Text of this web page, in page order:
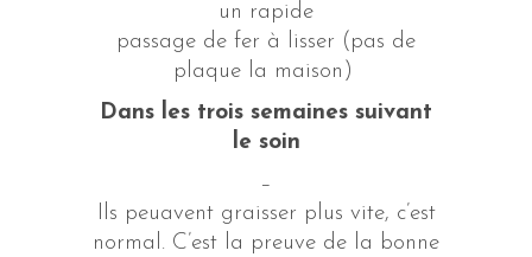
un rapide
passage de fer à lisser (pas de
plaque la maison)
Dans les trois semaines suivant
le soin
–
Ils peuavent graisser plus vite, c’est
normal. C’est la preuve de la bonne